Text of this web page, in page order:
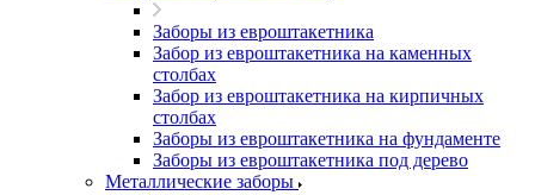
Заборы из евроштакетника
Забор из евроштакетника на каменных
столбах
Забор из евроштакетника на кирпичных
столбах
Заборы из евроштакетника на фундаменте
Заборы из евроштакетника под дерево
Металлические заборы